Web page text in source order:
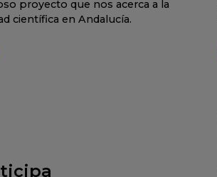
proyecto que nos acerca a la
científica en Andalucía.